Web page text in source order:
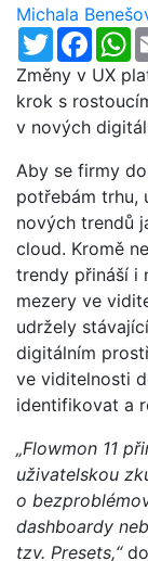
Michala
Twitter
Změny v UX
krok s
v nových
Aby se firmy
potřebám trhu,
nových trendů
cloud. Kromě
trendy přináší i
mezery ve
udržely
digitálním
ve viditelnosti
identifikovat a
„Flowmon 11
uživatelskou
o
dashboardy
tzv. Presets,“